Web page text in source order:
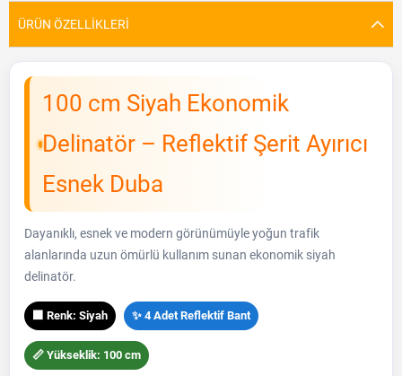
ÜRÜN ÖZELLIKLERI
100 cm Siyah Ekonomik
Delinatör – Reflektif Şerit Ayırıcı
Esnek Duba
Dayanıklı, esnek ve modern görünümüyle yoğun trafik
alanlarında uzun ömürlü kullanım sunan ekonomik siyah
delinatör.
⬛ Renk: Siyah ✨ 4 Adet Reflektif Bant
📏 Yükseklik: 100 cm